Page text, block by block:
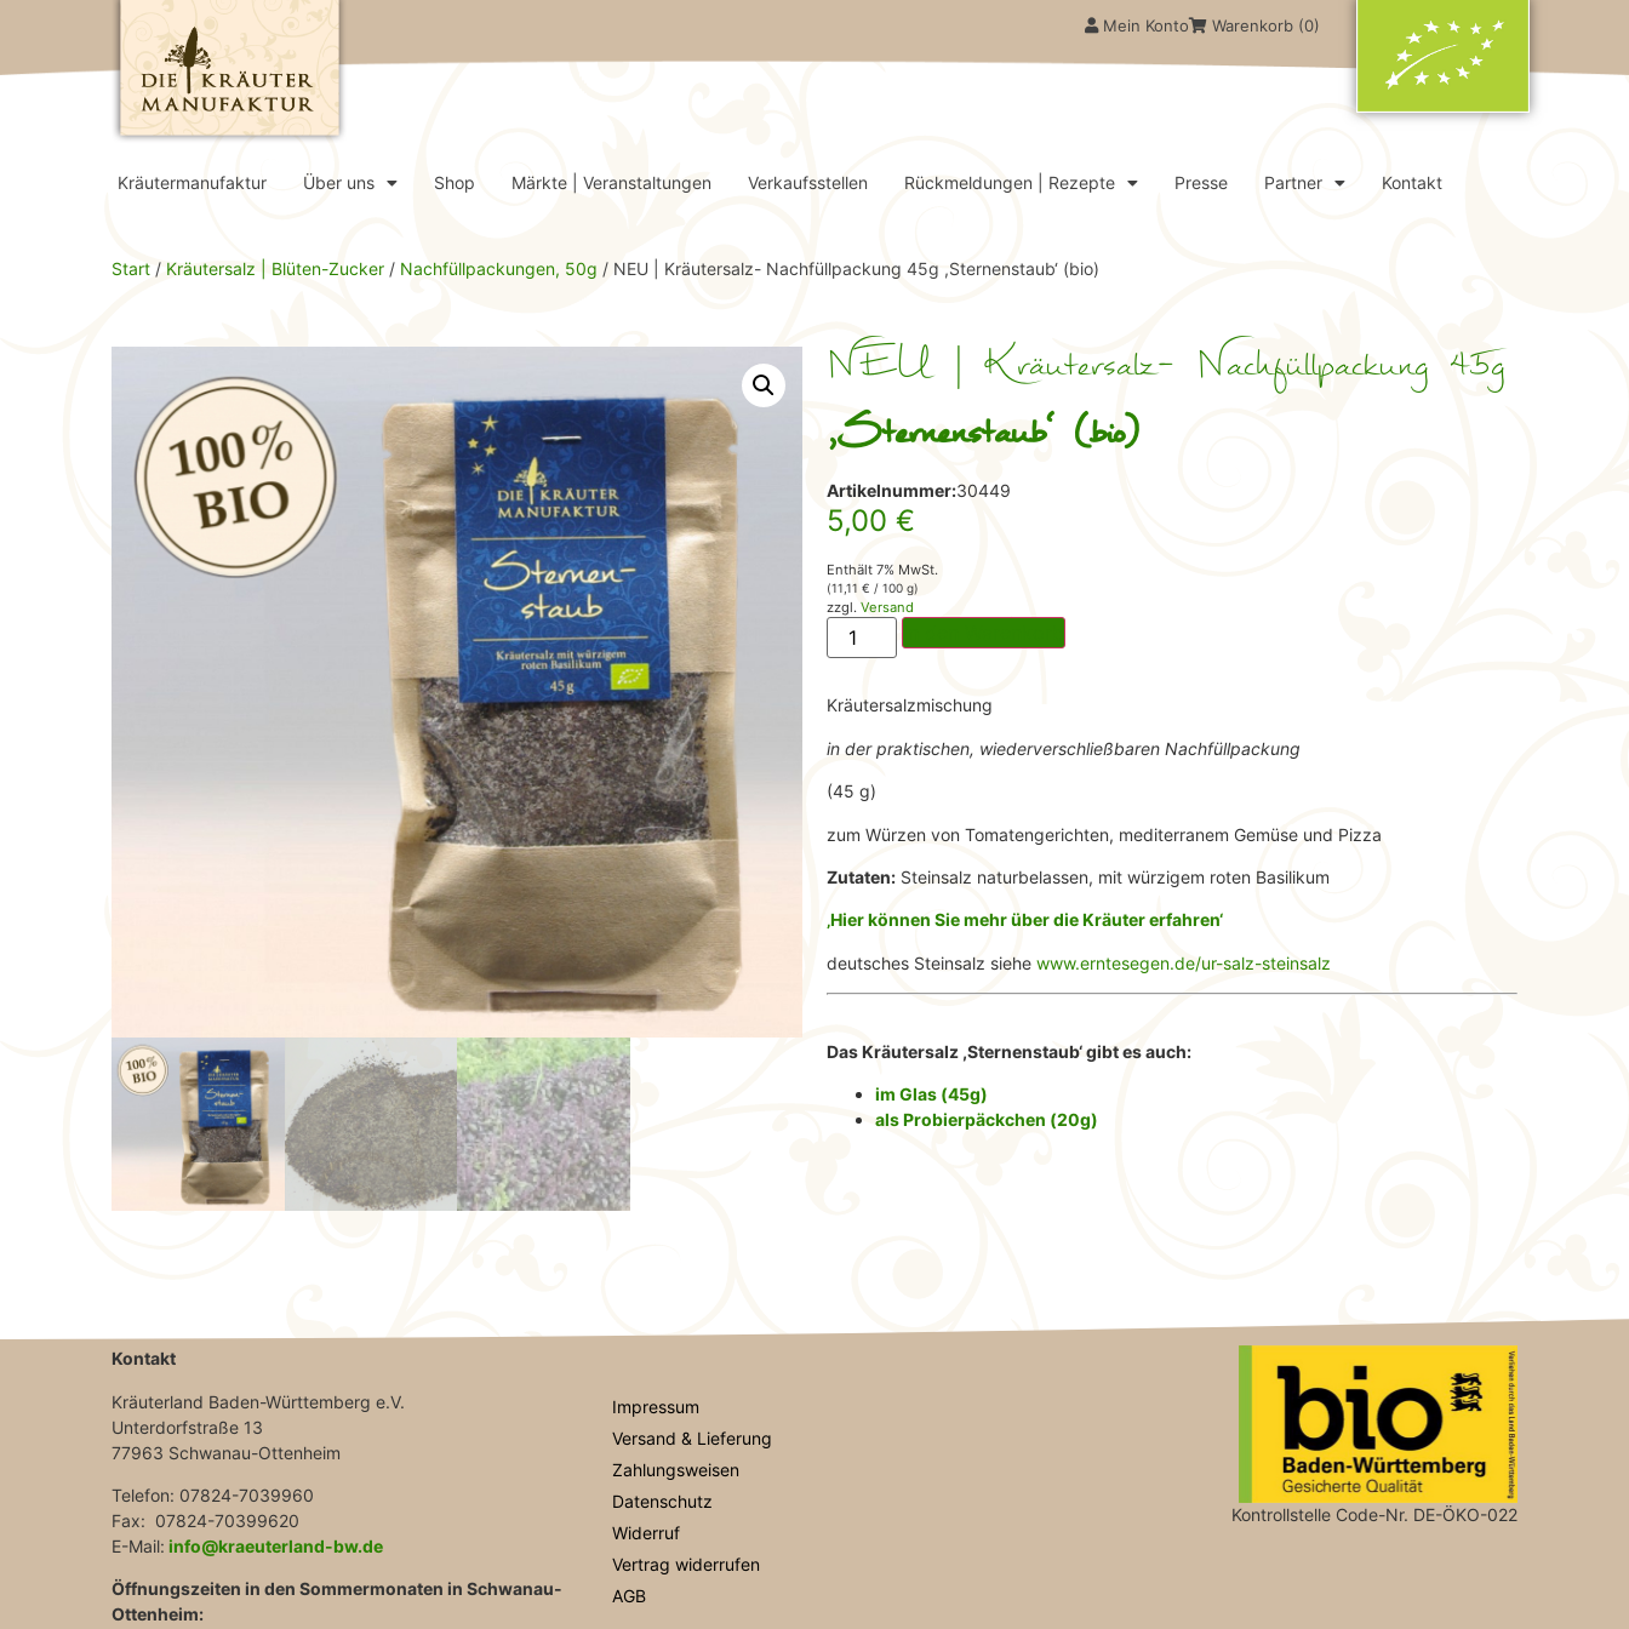
Warenkorb (0)
Mein Konto
Kräutermanufaktur Über uns Shop Märkte | Veranstaltungen Verkaufsstellen Rückmeldungen | Rezepte Presse Partner Kontakt
Start / Kräutersalz | Blüten-Zucker / Nachfüllpackungen, 50g / NEU | Kräutersalz- Nachfüllpackung 45g ,Sternenstaub‘ (bio)
NEU | Kräutersalz- Nachfüllpackung 45g
,Sternenstaub‘ (bio)
Artikelnummer:30449
5,00 €
Enthält 7% MwSt.
(11,11 € / 100 g)
zzgl. Versand
Kräutersalzmischung
in der praktischen, wiederverschließbaren Nachfüllpackung
(45 g)
zum Würzen von Tomatengerichten, mediterranem Gemüse und Pizza
Zutaten: Steinsalz naturbelassen, mit würzigem roten Basilikum
‚Hier können Sie mehr über die Kräuter erfahren‘
deutsches Steinsalz siehe www.erntesegen.de/ur-salz-steinsalz
Das Kräutersalz ,Sternenstaub‘ gibt es auch:
im Glas (45g)
als Probierpäckchen (20g)
Kontakt
Kräuterland Baden-Württemberg e.V.
Unterdorfstraße 13
77963 Schwanau-Ottenheim
Telefon: 07824-7039960
Fax: 07824-70399620
E-Mail: info@kraeuterland-bw.de
Öffnungszeiten in den Sommermonaten in Schwanau-
Ottenheim:
Impressum
Versand & Lieferung
Zahlungsweisen
Datenschutz
Widerruf
Vertrag widerrufen
AGB
Kontrollstelle Code-Nr. DE-ÖKO-022